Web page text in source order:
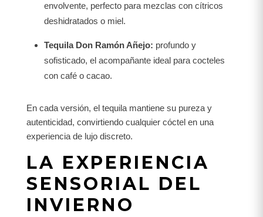
envolvente, perfecto para mezclas con cítricos
deshidratados o miel.
Tequila Don Ramón Añejo: profundo y
sofisticado, el acompañante ideal para cocteles
con café o cacao.
En cada versión, el tequila mantiene su pureza y
autenticidad, convirtiendo cualquier cóctel en una
experiencia de lujo discreto.
LA EXPERIENCIA
SENSORIAL DEL
INVIERNO